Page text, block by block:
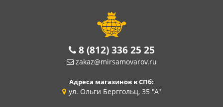
8 (812) 336 25 25
zakaz@mirsamovarov.ru
Адреса магазинов в СПб:
ул. Ольги Берггольц, 35 "А"